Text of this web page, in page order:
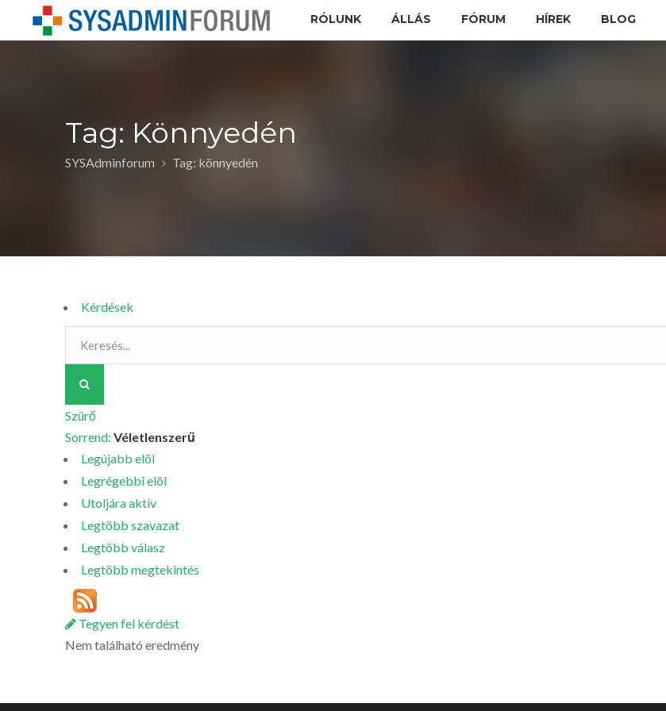
RÓLUNK ÁLLÁS FÓRUM HÍREK BLOG
Tag: Könnyedén
SYSAdminforum Tag: könnyedén
Kérdések
Szürő
Sorrend: Véletlenszerű
Legújabb elöl
Legrégebbi elöl
Utoljára aktív
Legtöbb szavazat
Legtöbb válasz
Legtöbb megtekintés
Tegyen fel kérdést
Nem található eredmény